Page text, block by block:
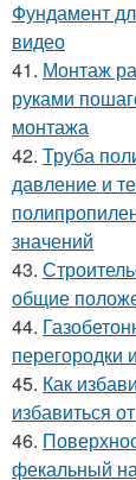
Фундамент
видео
41. Монтаж
руками
монтажа
42. Труба
давление и
значений
43.
общие
44.
перегородки
45. Как
избавиться
46.
фекальный